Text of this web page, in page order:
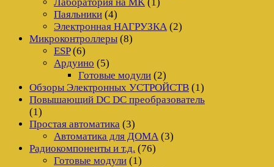
Паяльники (4)
Электронная НАГРУЗКА (2)
Микроконтроллеры (8)
ESP(6)
Ардуино (5)
Готовые модули (2)
Обзоры Электронных УСТРОЙСТВ (1)
Повышающий DC DC преобразователь
(1)
Простая автоматика (3)
Автоматика для ДОМА (3)
Радиокомпоненты и т.д. (76)
Готовые модули (1)